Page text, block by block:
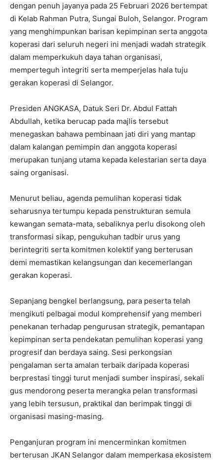
dengan penuh jayanya pada 25 Februari 2026 bertempat
di Kelab Rahman Putra, Sungai Buloh, Selangor. Program
yang menghimpunkan barisan kepimpinan serta anggota
koperasi dari seluruh negeri ini menjadi wadah strategik
dalam memperkukuh daya tahan organisasi,
memperteguh integriti serta memperjelas hala tuju
gerakan koperasi di Selangor.
Presiden ANGKASA, Datuk Seri Dr. Abdul Fattah
Abdullah, ketika berucap pada majlis tersebut
menegaskan bahawa pembinaan jati diri yang mantap
dalam kalangan pemimpin dan anggota koperasi
merupakan tunjang utama kepada kelestarian serta daya
saing organisasi.
Menurut beliau, agenda pemulihan koperasi tidak
seharusnya tertumpu kepada penstrukturan semula
kewangan semata-mata, sebaliknya perlu disokong oleh
transformasi sikap, pengukuhan tadbir urus yang
berintegriti serta komitmen kolektif yang berterusan
demi memastikan kelangsungan dan kecemerlangan
gerakan koperasi.
Sepanjang bengkel berlangsung, para peserta telah
mengikuti pelbagai modul komprehensif yang memberi
penekanan terhadap pengurusan strategik, pemantapan
kepimpinan serta pendekatan pemulihan koperasi yang
progresif dan berdaya saing. Sesi perkongsian
pengalaman serta amalan terbaik daripada koperasi
berprestasi tinggi turut menjadi sumber inspirasi, sekali
gus mendorong peserta merangka pelan transformasi
yang lebih tersusun, praktikal dan berimpak tinggi di
organisasi masing-masing.
Penganjuran program ini mencerminkan komitmen
berterusan JKAN Selangor dalam memperkasa ekosistem